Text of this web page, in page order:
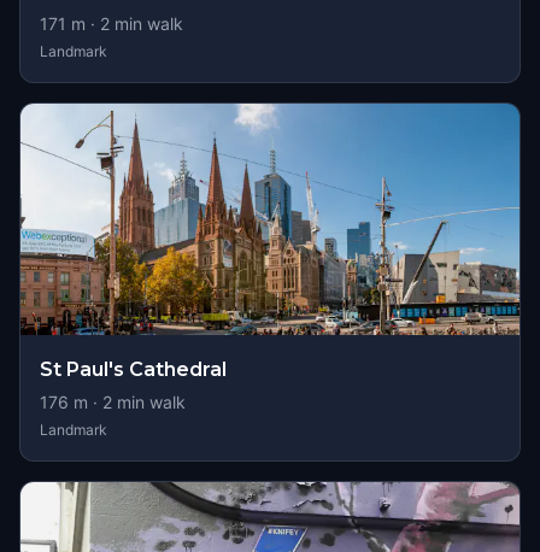
171 m · 2 min walk
Landmark
St Paul's Cathedral
176 m · 2 min walk
Landmark